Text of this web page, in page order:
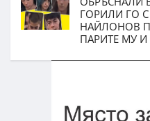
ГОРИЛИ ГО
НАЙЛОНОВ
ПАРИТЕ МУ